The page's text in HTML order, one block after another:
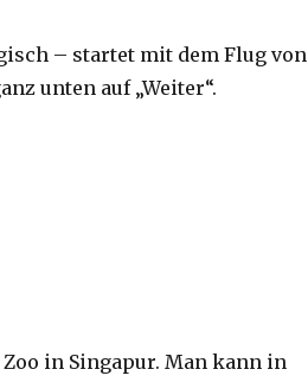
– startet mit dem Flug von
unten auf „Weiter“.
in Singapur. Man kann in